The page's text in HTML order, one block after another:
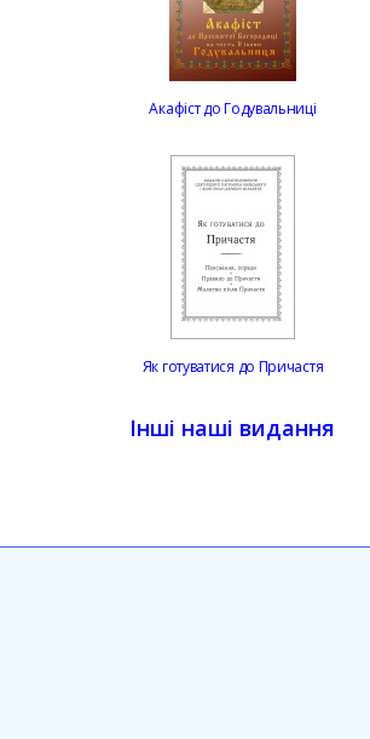
Акафіст до Годувальниці
Як готуватися до Причастя
Інші наші видання